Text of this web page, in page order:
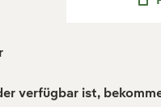
verfügbar ist,